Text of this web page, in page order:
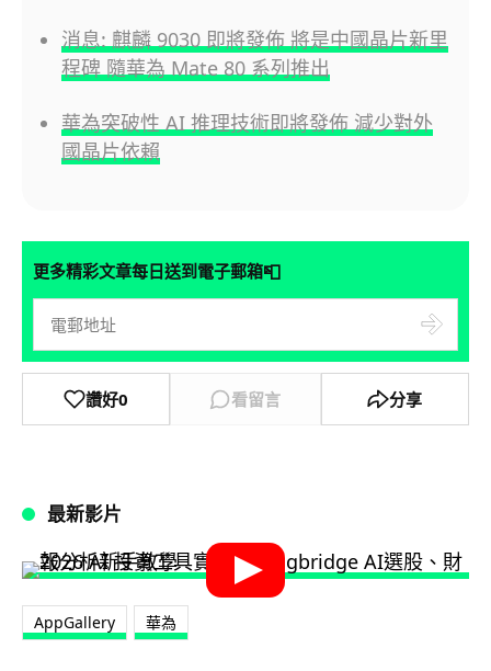
消息: 麒麟 9030 即將發佈 將是中國晶片新里
程碑 隨華為 Mate 80 系列推出
華為突破性 AI 推理技術即將發佈 減少對外
國晶片依賴
更多精彩文章每日送到電子郵箱📮
讚好0 看留言 分享
最新影片
AppGallery 華為